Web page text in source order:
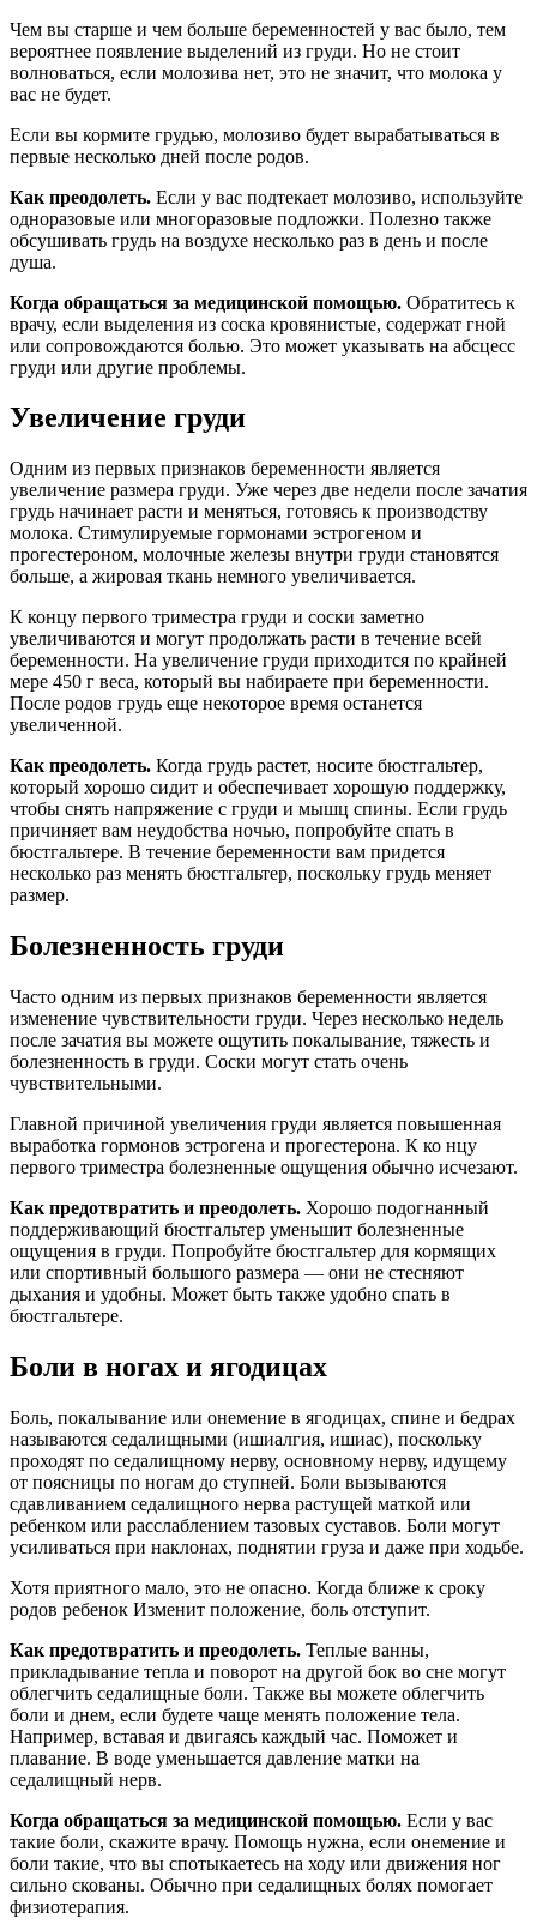
Чем вы старше и чем больше беременностей у вас было, тем
вероятнее появление выделений из груди. Но не стоит
волноваться, если молозива нет, это не значит, что молока у
вас не будет.
Если вы кормите грудью, молозиво будет вырабатываться в
первые несколько дней после родов.
Как преодолеть. Если у вас подтекает молозиво, используйте
одноразовые или многоразовые подложки. Полезно также
обсушивать грудь на воздухе несколько раз в день и после
душа.
Когда обращаться за медицинской помощью. Обратитесь к
врачу, если выделения из соска кровянистые, содержат гной
или сопровождаются болью. Это может указывать на абсцесс
груди или другие проблемы.
Увеличение груди
Одним из первых признаков беременности является
увеличение размера груди. Уже через две недели после зачатия
грудь начинает расти и меняться, готовясь к производству
молока. Стимулируемые гормонами эстрогеном и
прогестероном, молочные железы внутри груди становятся
больше, а жировая ткань немного увеличивается.
К концу первого триместра груди и соски заметно
увеличиваются и могут продолжать расти в течение всей
беременности. На увеличение груди приходится по крайней
мере 450 г веса, который вы набираете при беременности.
После родов грудь еще некоторое время останется
увеличенной.
Как преодолеть. Когда грудь растет, носите бюстгальтер,
который хорошо сидит и обеспечивает хорошую поддержку,
чтобы снять напряжение с груди и мышц спины. Если грудь
причиняет вам неудобства ночью, попробуйте спать в
бюстгальтере. В течение беременности вам придется
несколько раз менять бюстгальтер, поскольку грудь меняет
размер.
Болезненность груди
Часто одним из первых признаков беременности является
изменение чувствительности груди. Через несколько недель
после зачатия вы можете ощутить покалывание, тяжесть и
болезненность в груди. Соски могут стать очень
чувствительными.
Главной причиной увеличения груди является повышенная
выработка гормонов эстрогена и прогестерона. К ко нцу
первого триместра болезненные ощущения обычно исчезают.
Как предотвратить и преодолеть. Хорошо подогнанный
поддерживающий бюстгальтер уменьшит болезненные
ощущения в груди. Попробуйте бюстгальтер для кормящих
или спортивный большого размера — они не стесняют
дыхания и удобны. Может быть также удобно спать в
бюстгальтере.
Боли в ногах и ягодицах
Боль, покалывание или онемение в ягодицах, спине и бедрах
называются седалищными (ишиалгия, ишиас), поскольку
проходят по седалищному нерву, основному нерву, идущему
от поясницы по ногам до ступней. Боли вызываются
сдавливанием седалищного нерва растущей маткой или
ребенком или расслаблением тазовых суставов. Боли могут
усиливаться при наклонах, поднятии груза и даже при ходьбе.
Хотя приятного мало, это не опасно. Когда ближе к сроку
родов ребенок Изменит положение, боль отступит.
Как предотвратить и преодолеть. Теплые ванны,
прикладывание тепла и поворот на другой бок во сне могут
облегчить седалищные боли. Также вы можете облегчить
боли и днем, если будете чаще менять положение тела.
Например, вставая и двигаясь каждый час. Поможет и
плавание. В воде уменьшается давление матки на
седалищный нерв.
Когда обращаться за медицинской помощью. Если у вас
такие боли, скажите врачу. Помощь нужна, если онемение и
боли такие, что вы спотыкаетесь на ходу или движения ног
сильно скованы. Обычно при седалищных болях помогает
физиотерапия.